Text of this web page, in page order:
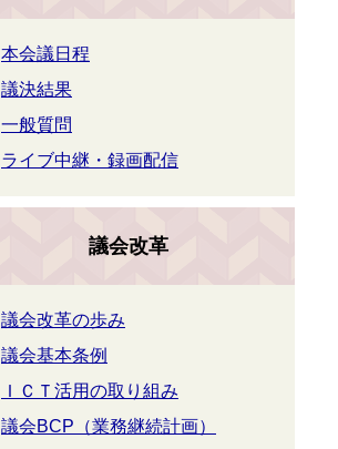
本会議日程
議決結果
一般質問
ライブ中継・録画配信
議会改革
議会改革の歩み
議会基本条例
ＩＣＴ活用の取り組み
議会BCP（業務継続計画）